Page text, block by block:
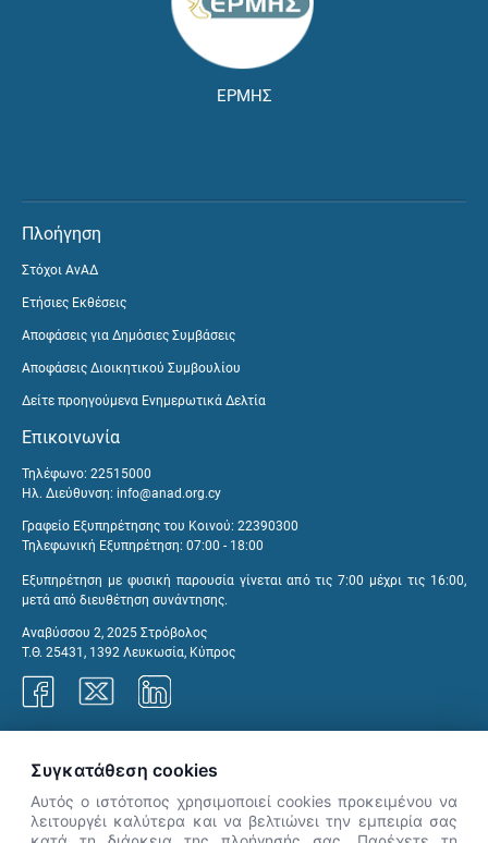
ΕΡΜΗΣ
Πλοήγηση
Στόχοι ΑνΑΔ
Ετήσιες Εκθέσεις
Αποφάσεις για Δημόσιες Συμβάσεις
Αποφάσεις Διοικητικού Συμβουλίου
Δείτε προηγούμενα Ενημερωτικά Δελτία
Επικοινωνία
Τηλέφωνο: 22515000
Ηλ. Διεύθυνση: info@anad.org.cy
Γραφείο Εξυπηρέτησης του Κοινού: 22390300
Τηλεφωνική Εξυπηρέτηση: 07:00 - 18:00
Εξυπηρέτηση με φυσική παρουσία γίνεται από τις 7:00 μέχρι τις 16:00,
μετά από διευθέτηση συνάντησης.
Αναβύσσου 2, 2025 Στρόβολος
Τ.Θ. 25431, 1392 Λευκωσία, Κύπρος
Συγκατάθεση cookies
Αυτός ο ιστότοπος χρησιμοποιεί cookies προκειμένου να
λειτουργέι καλύτερα και να βελτιώνει την εμπειρία σας